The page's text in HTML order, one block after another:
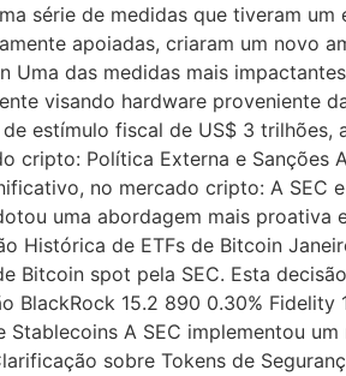
série de medidas que tiveram
apoiadas, criaram um novo
Uma das medidas mais
visando hardware proveniente
estímulo fiscal de US$ 3 trilhões,
cripto: Política Externa e Sanções
no mercado cripto: A SEC
uma abordagem mais proativa
Histórica de ETFs de Bitcoin
Bitcoin spot pela SEC. Esta
BlackRock 15.2 890 0.30% Fidelity
Stablecoins A SEC implementou
sobre Tokens de